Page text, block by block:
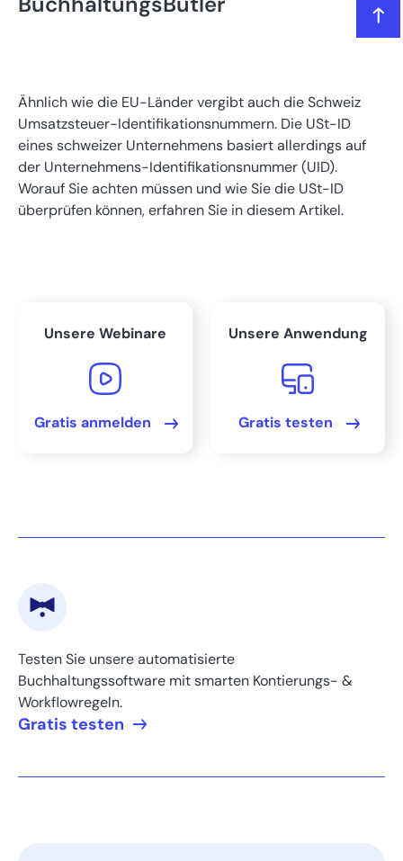
Definition: Umsatzsteuer-Identifikationsnummer
Unterschied zwischen der europäischen USt-ID und UID
Reverse-Charge-Verfahren Schweiz
Wer braucht in der Schweiz eine USt-ID?
Fazit: USt-ID oder UID in der Schweiz?
FAQs
Ähnlich wie die EU-Länder vergibt auch die Schweiz
Umsatzsteuer-Identifikationsnummern. Die USt-ID
eines schweizer Unternehmens basiert allerdings auf
der Unternehmens-Identifikationsnummer (UID).
Worauf Sie achten müssen und wie Sie die USt-ID
überprüfen können, erfahren Sie in diesem Artikel.
Unsere Webinare
Gratis anmelden
Unsere Anwendung
Gratis testen
Testen Sie unsere automatisierte
Buchhaltungssoftware mit smarten Kontierungs- &
Workflowregeln.
Gratis testen